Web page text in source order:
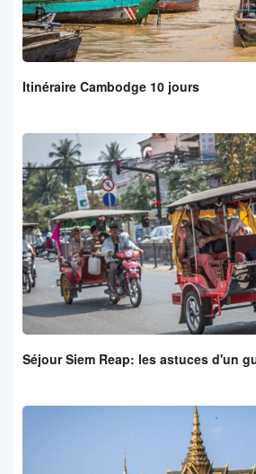
Itinéraire Cambodge 10 jours
Séjour Siem Reap: les astuces d'un